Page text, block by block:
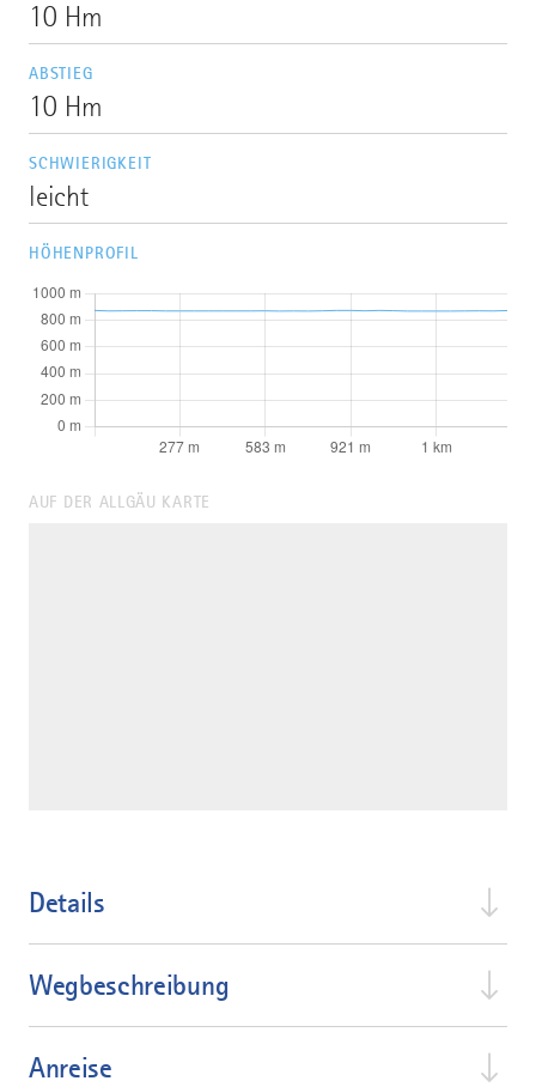
10 Hm
ABSTIEG
10 Hm
SCHWIERIGKEIT
leicht
HÖHENPROFIL
AUF DER ALLGÄU KARTE
Details
Wegbeschreibung
Anreise